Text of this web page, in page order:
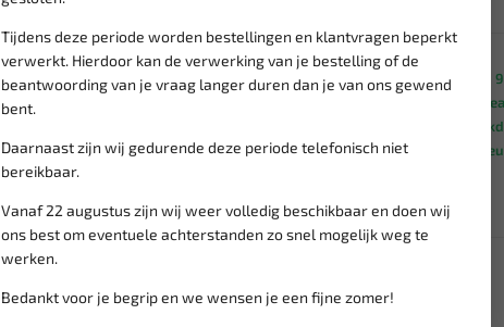
Tijdens deze periode worden bestellingen en klantvragen beperkt
verwerkt. Hierdoor kan de verwerking van je bestelling of de
beantwoording van je vraag langer duren dan je van ons gewend
bent.
Daarnaast zijn wij gedurende deze periode telefonisch niet
bereikbaar.
Vanaf 22 augustus zijn wij weer volledig beschikbaar en doen wij
ons best om eventuele achterstanden zo snel mogelijk weg te
werken.
Bedankt voor je begrip en we wensen je een fijne zomer!
Klantenservice,
werkdagen van
o.a.
gemiddeld 1-3
Groot assortiment,
wekelijks